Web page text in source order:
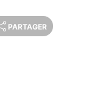
PARTAGER